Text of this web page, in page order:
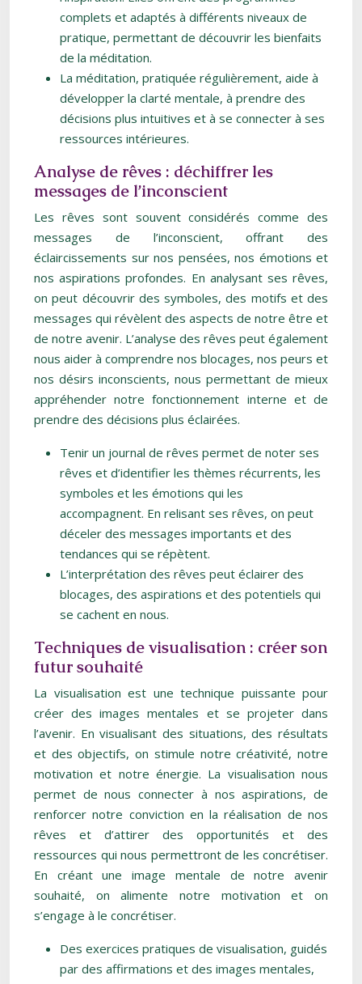
complets et adaptés à différents niveaux de
pratique, permettant de découvrir les bienfaits
de la méditation.
La méditation, pratiquée régulièrement, aide à
développer la clarté mentale, à prendre des
décisions plus intuitives et à se connecter à ses
ressources intérieures.
Analyse de rêves : déchiffrer les
messages de l’inconscient
Les rêves sont souvent considérés comme des
messages de l’inconscient, offrant des
éclaircissements sur nos pensées, nos émotions et
nos aspirations profondes. En analysant ses rêves,
on peut découvrir des symboles, des motifs et des
messages qui révèlent des aspects de notre être et
de notre avenir. L’analyse des rêves peut également
nous aider à comprendre nos blocages, nos peurs et
nos désirs inconscients, nous permettant de mieux
appréhender notre fonctionnement interne et de
prendre des décisions plus éclairées.
Tenir un journal de rêves permet de noter ses
rêves et d’identifier les thèmes récurrents, les
symboles et les émotions qui les
accompagnent. En relisant ses rêves, on peut
déceler des messages importants et des
tendances qui se répètent.
L’interprétation des rêves peut éclairer des
blocages, des aspirations et des potentiels qui
se cachent en nous.
Techniques de visualisation : créer son
futur souhaité
La visualisation est une technique puissante pour
créer des images mentales et se projeter dans
l’avenir. En visualisant des situations, des résultats
et des objectifs, on stimule notre créativité, notre
motivation et notre énergie. La visualisation nous
permet de nous connecter à nos aspirations, de
renforcer notre conviction en la réalisation de nos
rêves et d’attirer des opportunités et des
ressources qui nous permettront de les concrétiser.
En créant une image mentale de notre avenir
souhaité, on alimente notre motivation et on
s’engage à le concrétiser.
Des exercices pratiques de visualisation, guidés
par des affirmations et des images mentales,